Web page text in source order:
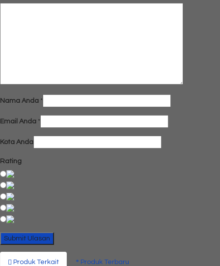
Nama Anda *
Email Anda *
Kota Anda
Rating
Produk Terkait Produk Terbaru